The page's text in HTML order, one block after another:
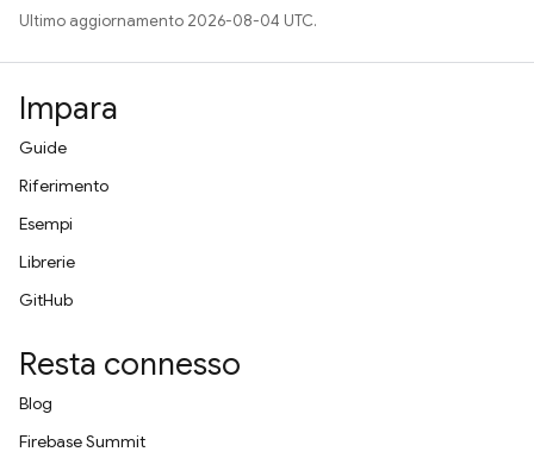
Ultimo aggiornamento 2026-08-04 UTC.
Impara
Guide
Riferimento
Esempi
Librerie
GitHub
Resta connesso
Blog
Firebase Summit